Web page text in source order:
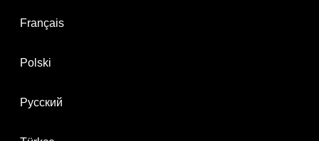
Français
Polski
Русский